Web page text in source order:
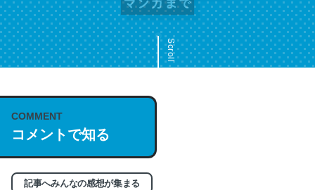
Scroll
COMMENT
コメントで知る
記事へみんなの感想が集まる
これは名文。彼はとてもクレバーなんだろうなと凄く思
う。英語少しでも読める人は原文もお勧め。自分はこの流
れ好き。Let’s Fucking Go. Then Covid hit. Shit.
─今のこの状況が信じられるかい？ by ラーズ・ヌートバー